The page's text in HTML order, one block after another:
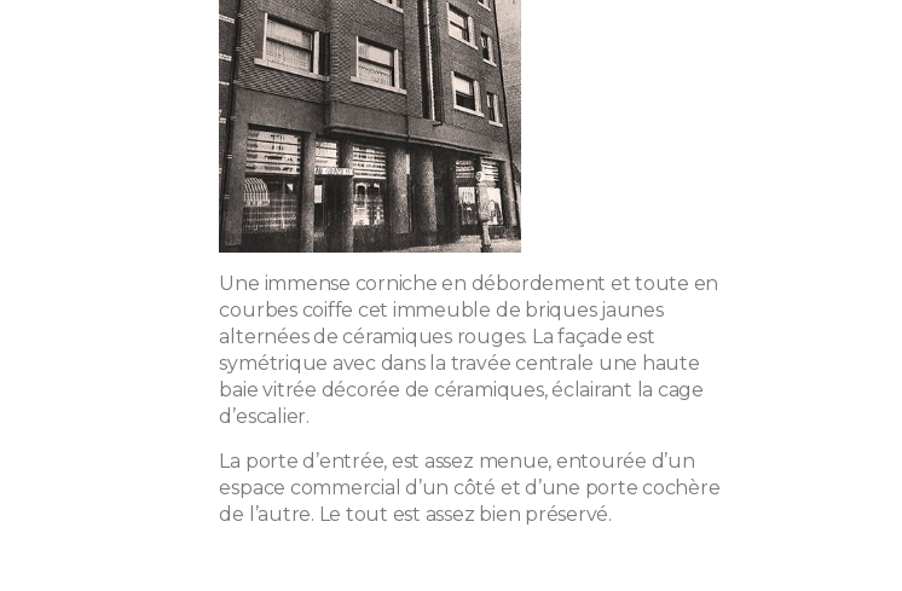
Une immense corniche en débordement et toute en
courbes coiffe cet immeuble de briques jaunes
alternées de céramiques rouges. La façade est
symétrique avec dans la travée centrale une haute
baie vitrée décorée de céramiques, éclairant la cage
d’escalier.
La porte d’entrée, est assez menue, entourée d’un
espace commercial d’un côté et d’une porte cochère
de l’autre. Le tout est assez bien préservé.